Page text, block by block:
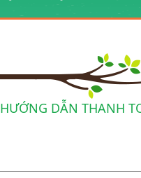
HƯỚNG DẪN THANH